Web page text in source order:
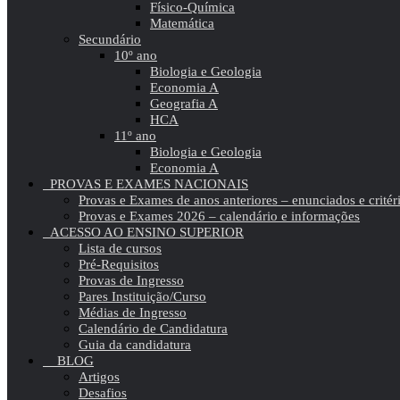
Físico-Química
Matemática
Secundário
10º ano
Biologia e Geologia
Economia A
Geografia A
HCA
11º ano
Biologia e Geologia
Economia A
PROVAS E EXAMES NACIONAIS
Provas e Exames de anos anteriores – enunciados e
Provas e Exames 2026 – calendário e informações
ACESSO AO ENSINO SUPERIOR
Lista de cursos
Pré-Requisitos
Provas de Ingresso
Pares Instituição/Curso
Médias de Ingresso
Calendário de Candidatura
Guia da candidatura
BLOG
Artigos
Desafios